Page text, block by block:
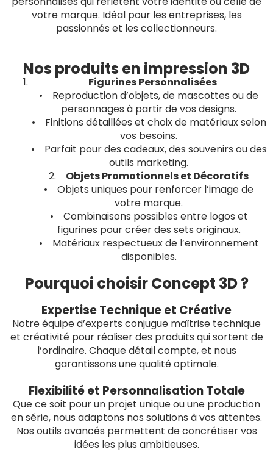
votre marque. Idéal pour les entreprises, les
passionnés et les collectionneurs.
Nos produits en impression 3D
Figurines Personnalisées
• Reproduction d’objets, de mascottes ou de
personnages à partir de vos designs.
• Finitions détaillées et choix de matériaux selon
vos besoins.
• Parfait pour des cadeaux, des souvenirs ou des
outils marketing.
2. Objets Promotionnels et Décoratifs
• Objets uniques pour renforcer l’image de
votre marque.
• Combinaisons possibles entre logos et
figurines pour créer des sets originaux.
• Matériaux respectueux de l’environnement
disponibles.
Pourquoi choisir Concept 3D ?
Expertise Technique et Créative
Notre équipe d’experts conjugue maîtrise technique
et créativité pour réaliser des produits qui sortent de
l’ordinaire. Chaque détail compte, et nous
garantissons une qualité optimale.
Flexibilité et Personnalisation Totale
Que ce soit pour un projet unique ou une production
en série, nous adaptons nos solutions à vos attentes.
Nos outils avancés permettent de concrétiser vos
idées les plus ambitieuses.